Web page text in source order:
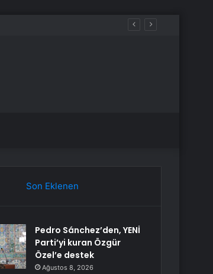
Son Eklenen
Pedro Sánchez’den, YENİ
Parti’yi kuran Özgür
Özel’e destek
Ağustos 8, 2026